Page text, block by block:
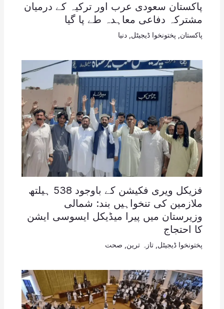
پاکستان سعودی عرب اور ترکیہ کے درمیان
مشترکہ دفاعی معاہدہ طے پا گیا
پاکستان پختونخوا ڈیجیٹل دنیا
فزیکل ویری فکیشن کے باوجود 538 ہیلتھ
ملازمین کی تنخواہیں بند: شمالی
وزیرستان میں پیرا میڈیکل ایسوسی ایشن
کا احتجاج
پختونخوا ڈیجیٹل تازہ ترین صحت